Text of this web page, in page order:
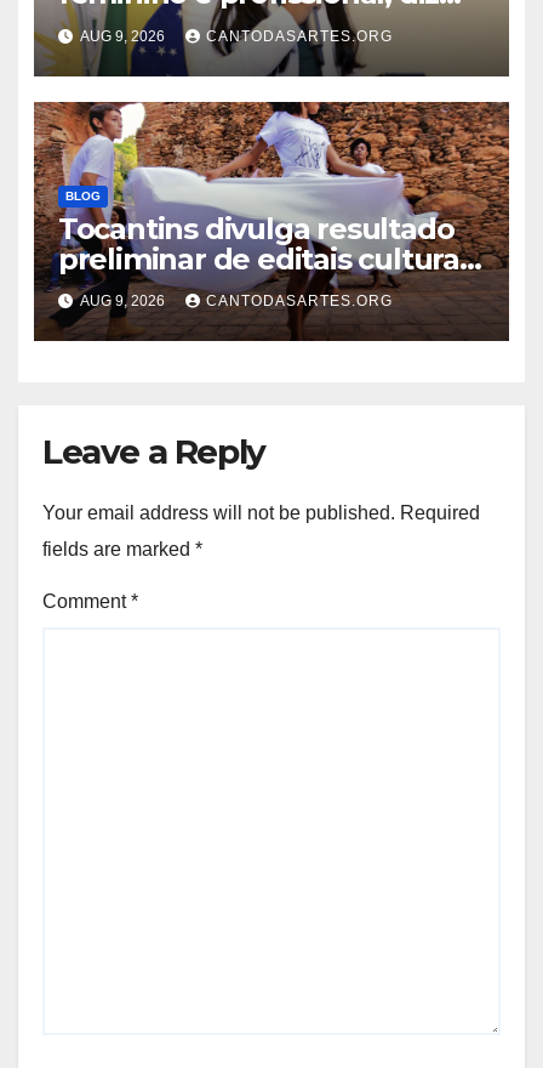
presidente do Conselho de
Educação
AUG 9, 2026 CANTODASARTES.ORG
BLOG
Tocantins divulga resultado
preliminar de editais culturais
do Ciclo 2
AUG 9, 2026 CANTODASARTES.ORG
Leave a Reply
Your email address will not be published. Required
fields are marked *
Comment*